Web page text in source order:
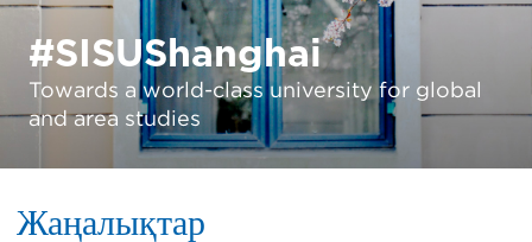
WORDS WORLDS
China's first Museum of World Languages
shines at SISU
UNIVERSITAS
SISU releases new promo video for Global
Strategy
#SISUShanghai
Towards a world-class university for global
and area studies
Жаңалықтар